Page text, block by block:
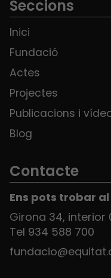
Seccions
Inici
Fundació
Actes
Projectes
Publicacions i
Blog
Contacte
Ens pots trobar al
Girona 34, interior
Tel 934 588 700